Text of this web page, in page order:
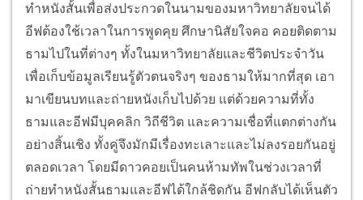
ทำหนังสั้นเพื่อส่งประกวดในนามของมหาวิทยาลัยจนได้
อีฟต้องใช้เวลาในการพูดคุย ศึกษานิสัยใจคอ คอยติดตาม
ธามไปในที่ต่างๆ ทั้งในมหาวิทยาลัยและชีวิตประจำวัน
เพื่อเก็บข้อมูลเรียนรู้ตัวตนจริงๆ ของธามให้มากที่สุด เอา
มาเขียนบทและถ่ายหนังเก็บไปด้วย แต่ด้วยความที่ทั้ง
ธามและอีฟมีบุคคลิก วิถีชีวิต และความเชื่อที่แตกต่างกัน
อย่างสิ้นเชิง ทั้งคู่จึงมักมีเรื่องทะเลาะและไม่ลงรอยกันอยู่
ตลอดเวลา โดยมีดาวคอยเป็นคนห้ามทัพในช่วงเวลาที่
ถ่ายทำหนังสั้นธามและอีฟได้ใกล้ชิดกัน อีฟกลับได้เห็นตัว